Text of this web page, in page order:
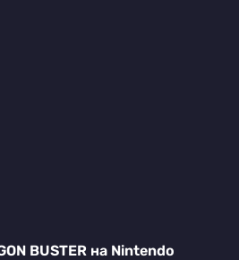
BUSTER на Nintendo